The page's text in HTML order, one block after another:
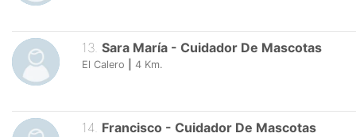
13. Sara María - Cuidador De Mascotas
El Calero 4 Km.
14. Francisco - Cuidador De Mascotas